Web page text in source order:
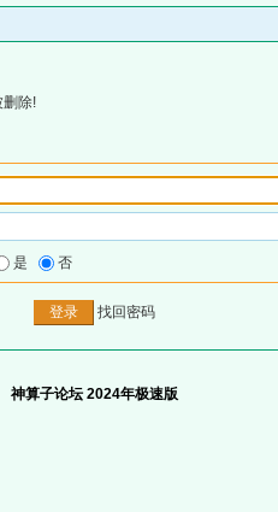
删除!
是 否
找回密码
神算子论坛 2024年极速版